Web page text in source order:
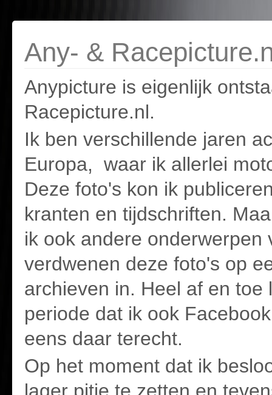
Any- &
Anypicture is eigenlijk
Racepicture.nl.
Ik ben verschillende jaren
Europa, waar ik allerlei
Deze foto's kon ik
kranten en tijdschriften.
ik ook andere
verdwenen deze foto's op
archieven in. Heel af en
periode dat ik ook
eens daar terecht.
Op het moment dat ik